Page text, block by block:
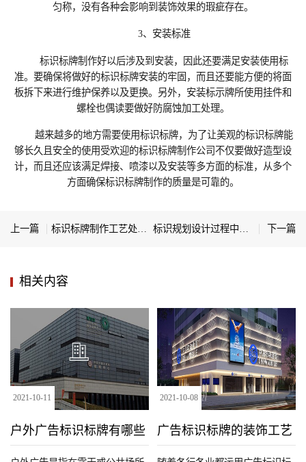
匀称，没有各种会影响到装饰效果的瑕疵存在。
3、安装标准
标识标牌制作‍好以后涉及到安装，因此还要满足安装使用标
准。要确保将做好的标识标牌安装的牢固，而且还要能方便的将面
板拆下来进行维护保养以及更换。另外，安装标示牌所使用挂件和
螺栓也偶读要做好防腐蚀加工处理。
越来越多的地方需要使用标识标牌，为了让美观的标识标牌能
够长久且安全的使用受欢迎的标识标牌制作‍公司不仅要做好造型设
计，而且还应该满足焊接、喷漆以及安装等多方面的标准，从多个
方面确保标识标牌制作‍的质量是可靠的。
上一篇 标识标牌制作工艺处理的方法 标识规划设计过程中的主要元素有哪些 下一篇
相关内容
户外广告标识标牌有哪些
种类
2021-10-11
广告标识标牌的装饰工艺
2021-10-08